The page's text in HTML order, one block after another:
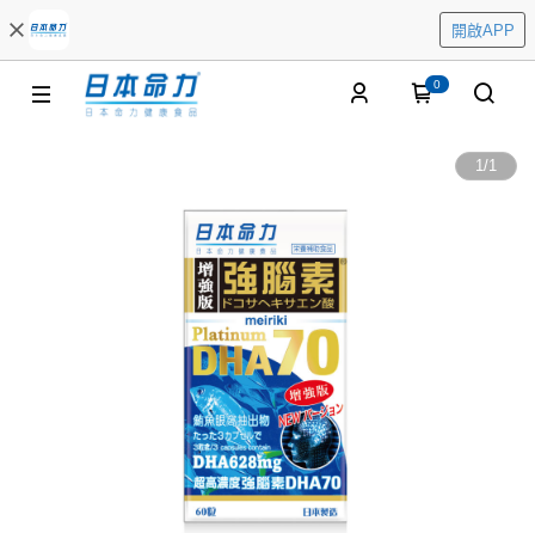
開啟APP
0
1/1